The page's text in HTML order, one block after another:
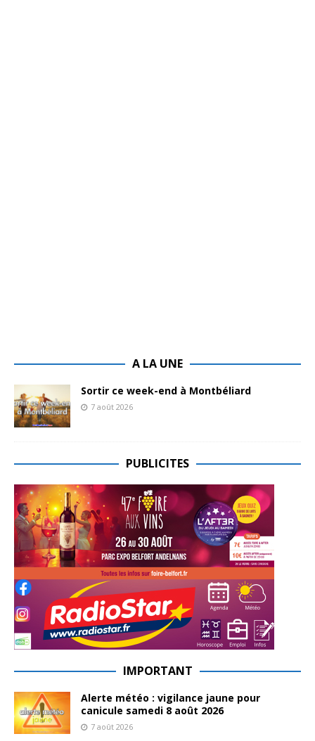
A LA UNE
Sortir ce week-end à Montbéliard
7 août 2026
PUBLICITES
IMPORTANT
Alerte météo : vigilance jaune pour
canicule samedi 8 août 2026
7 août 2026